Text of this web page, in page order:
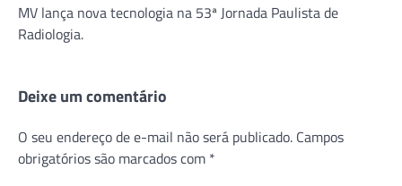
MV lança nova tecnologia na 53ª Jornada Paulista de
Radiologia.
Deixe um comentário
O seu endereço de e-mail não será publicado. Campos
obrigatórios são marcados com *